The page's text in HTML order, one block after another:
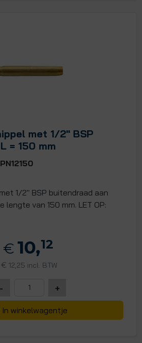
met 1/2" BSP
= 150 mm
1/2" BSP buitendraad aan
lengte van 150 mm. LET OP:
€ 10,12
€ 12,25 incl. BTW
- +
In winkelwagentje